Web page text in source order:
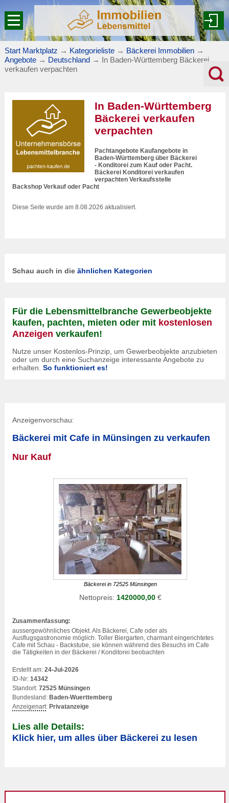
Start Marktplatz → Kategorieliste → Bäckerei Immobilien →
Angebote → Deutschland → In Baden-Württemberg Bäckerei
verkaufen verpachten
In Baden-Württemberg
Bäckerei verkaufen
verpachten
Pachtangebote Kaufangebote in
Baden-Württemberg über Bäckerei
- Konditorei zum Kauf oder Pacht.
Bäckerei Konditorei verkaufen
verpachten Verkaufsstelle
Backshop Verkauf oder Pacht
Diese Seite wurde am 8.08.2026 aktualisiert.
Schau auch in die ähnlichen Kategorien
Für die Lebensmittelbranche Gewerbeobjekte
kaufen, pachten, mieten oder mit kostenlosen
Anzeigen verkaufen!
Nutze unser Kostenlos-Prinzip, um Gewerbeobjekte anzubieten
oder um durch eine Suchanzeige interessante Angebote zu
erhalten. So funktioniert es!
Anzeigenvorschau:
Bäckerei mit Cafe in Münsingen zu verkaufen
Nur Kauf
Bäckerei in 72525 Münsingen
Nettopreis: 1420000,00€
Zusammenfassung:
aussergewöhnliches Objekt. Als Bäckerei, Cafe oder als
Ausflugsgastronomie möglich. Toller Biergarten, charmant eingerichtetes
Cafe mit Schau - Backstube, sie können während des Besuchs im Cafe
die Tätigkeiten in der Bäckerei / Konditorei beobachten
Erstellt am: 24-Jul-2026
ID-Nr: 14342
Standort: 72525 Münsingen
Bundesland: Baden-Wuerttemberg
Anzeigenart: Privatanzeige
Lies alle Details:
Klick hier, um alles über Bäckerei zu lesen